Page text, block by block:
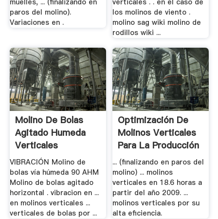
muelles, ... (finalizando en
paros del molino).
Variaciones en .
verticales . . en el caso de
los molinos de viento .
molino sag wiki molino de
rodillos wiki ...
Molino De Bolas
Agitado Humeda
Verticales
VIBRACIÓN Molino de
bolas vía húmeda 90 AHM
Molino de bolas agitado
horizontal . vibracion en ...
en molinos verticales ...
verticales de bolas por ...
Optimización De
Molinos Verticales
Para La Producción
.
... (finalizando en paros del
molino) ... molinos
verticales en 18.6 horas a
partir del año 2009. ...
molinos verticales por su
alta eficiencia.